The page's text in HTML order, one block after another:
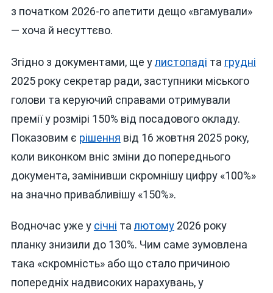
з початком 2026-го апетити дещо «вгамували»
— хоча й несуттєво.
Згідно з документами, ще улистопаді та грудні
2025 року секретар ради, заступники міського
голови та керуючий справами отримували
премії у розмірі 150% від посадового окладу.
Показовим є рішення від 16 жовтня 2025 року,
коли виконком вніс зміни до попереднього
документа, замінивши скромнішу цифру «100%»
на значно привабливішу «150%».
Водночас уже у січні та лютому2026 року
планку знизили до 130%. Чим саме зумовлена
така «скромність» або що стало причиною
попередніх надвисоких нарахувань, у